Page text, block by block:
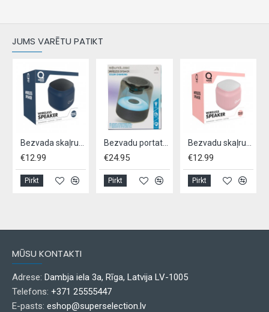
JUMS VARĒTU PATIKT
Bezvada skaļrunis QWARE, bluetooth 5.1 - zils
€12.99
Pirkt
Bezvadu portatīvais skaļrunis ar LED gaismu "SoundLogic"
€24.95
Pirkt
Bezvadu skaļrunis QWARE, bluetooth 5.1 - rozā
€12.99
Pirkt
MŪSU KONTAKTI
Adrese: Dambja iela 3a, Rīga, Latvija LV-1005
Telefons: +371 25555447
E-pasts: eshop@superselection.lv